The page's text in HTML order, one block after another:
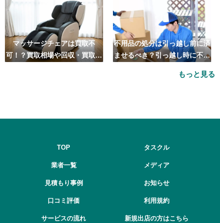
マッサージチェアは買取不
可！？買取相場や回収・買取の
不用品の処分は引っ越し前に済
ませるべき？引っ越し時に不用
もっと見る
TOP
業者一覧
見積もり事例
口コミ評価
サービスの流れ
タスクル
メディア
お知らせ
利用規約
新規出店の方はこちら